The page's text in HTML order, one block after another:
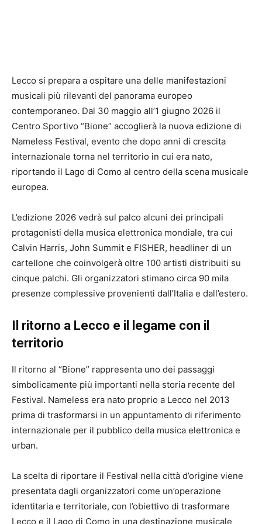
Lecco si prepara a ospitare una delle manifestazioni
musicali più rilevanti del panorama europeo
contemporaneo. Dal 30 maggio all’1 giugno 2026 il
Centro Sportivo “Bione” accoglierà la nuova edizione di
Nameless Festival, evento che dopo anni di crescita
internazionale torna nel territorio in cui era nato,
riportando il Lago di Como al centro della scena musicale
europea.
L’edizione 2026 vedrà sul palco alcuni dei principali
protagonisti della musica elettronica mondiale, tra cui
Calvin Harris, John Summit e FISHER, headliner di un
cartellone che coinvolgerà oltre 100 artisti distribuiti su
cinque palchi. Gli organizzatori stimano circa 90 mila
presenze complessive provenienti dall’Italia e dall’estero.
Il ritorno a Lecco e il legame con il
territorio
Il ritorno al “Bione” rappresenta uno dei passaggi
simbolicamente più importanti nella storia recente del
Festival. Nameless era nato proprio a Lecco nel 2013
prima di trasformarsi in un appuntamento di riferimento
internazionale per il pubblico della musica elettronica e
urban.
La scelta di riportare il Festival nella città d’origine viene
presentata dagli organizzatori come un’operazione
identitaria e territoriale, con l’obiettivo di trasformare
Lecco e il Lago di Como in una destinazione musicale